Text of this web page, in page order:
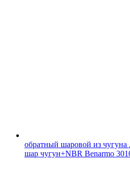
обратный шаровой из
шар чугун+NBR Benarmo